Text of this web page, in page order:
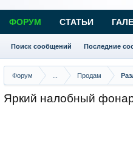
Форум Продам
Яркий налобный
ФОРУМ
Поиск сообщений Последние
СТАТЬИ